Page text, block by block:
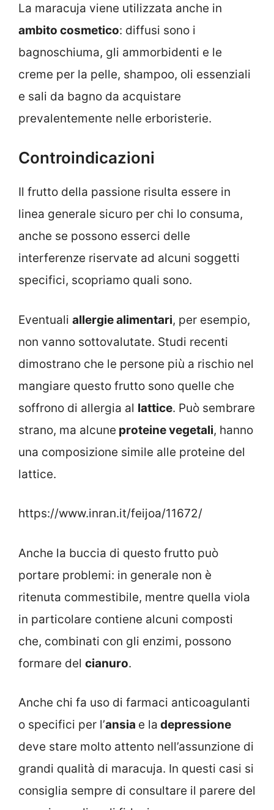
La maracuja viene utilizzata anche in
ambito cosmetico: diffusi sono i
bagnoschiuma, gli ammorbidenti e le
creme per la pelle, shampoo, oli essenziali
e sali da bagno da acquistare
prevalentemente nelle erboristerie.
Controindicazioni
Il frutto della passione risulta essere in
linea generale sicuro per chi lo consuma,
anche se possono esserci delle
interferenze riservate ad alcuni soggetti
specifici, scopriamo quali sono.
Eventuali allergie alimentari, per esempio,
non vanno sottovalutate. Studi recenti
dimostrano che le persone più a rischio nel
mangiare questo frutto sono quelle che
soffrono di allergia al lattice. Può sembrare
strano, ma alcune proteine vegetali, hanno
una composizione simile alle proteine del
lattice.
https://www.inran.it/feijoa/11672/
Anche la buccia di questo frutto può
portare problemi: in generale non è
ritenuta commestibile, mentre quella viola
in particolare contiene alcuni composti
che, combinati con gli enzimi, possono
formare del cianuro.
Anche chi fa uso di farmaci anticoagulanti
o specifici per l’ansia e la depressione
deve stare molto attento nell’assunzione di
grandi qualità di maracuja. In questi casi si
consiglia sempre di consultare il parere del